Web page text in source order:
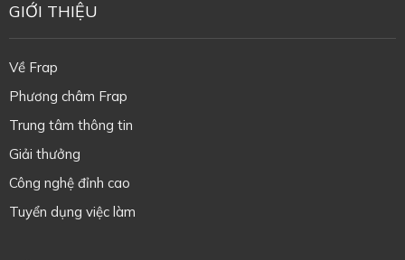
GIỚI THIỆU
Về Frap
Phương châm Frap
Trung tâm thông tin
Giải thưởng
Công nghệ đỉnh cao
Tuyển dụng việc làm